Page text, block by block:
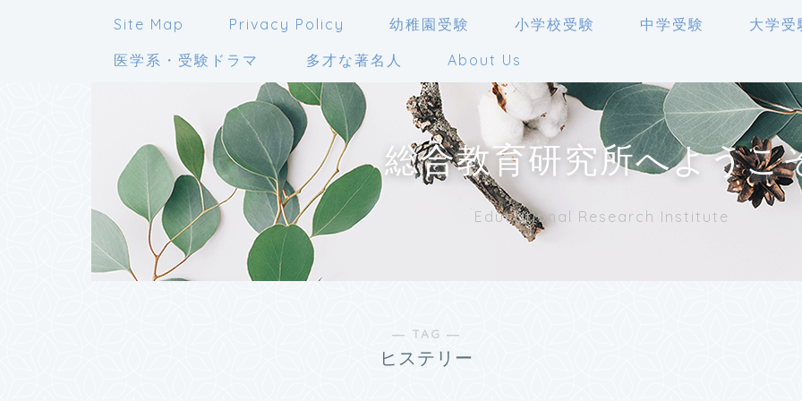
Site Map Privacy Policy 幼稚園受験 小学校受験 中学受験
大学受
医学系・受験ドラマ
多才な著名人 About Us
総合教育研究所へようこ
Educational Research Institute
― TAG ―
ヒステリー